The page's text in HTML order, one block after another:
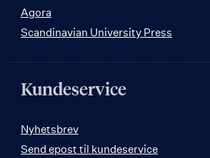
Agora
Scandinavian University Press
Kundeservice
Nyhetsbrev
Send epost til kundeservice